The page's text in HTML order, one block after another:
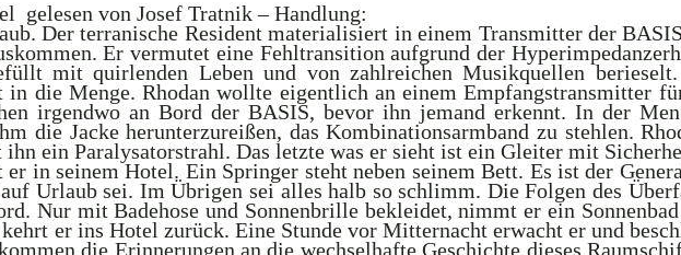
 gelesen von Josef Tratnik – Handlung:
Der terranische Resident materialisiert in einem Transmitter der
Er vermutet eine Fehltransition aufgrund der
mit quirlenden Leben und von zahlreichen Musikquellen
die Menge. Rhodan wollte eigentlich an einem Empfangstransmitter
irgendwo an Bord der BASIS, bevor ihn jemand erkennt. In der
die Jacke herunterzureißen, das Kombinationsarmband zu stehlen.
ein Paralysatorstrahl. Das letzte was er sieht ist ein Gleiter mit
in seinem Hotel. Ein Springer steht neben seinem Bett. Es ist der
Urlaub sei. Im Übrigen sei alles halb so schlimm. Die Folgen des
Nur mit Badehose und Sonnenbrille bekleidet, nimmt er ein
er ins Hotel zurück. Eine Stunde vor Mitternacht erwacht er und
die Erinnerungen an die wechselhafte Geschichte dieses